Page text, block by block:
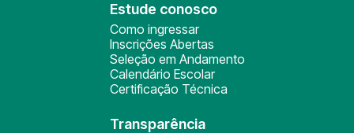
Estude conosco
Como ingressar
Inscrições Abertas
Seleção em Andamento
Calendário Escolar
Certificação Técnica
Transparência